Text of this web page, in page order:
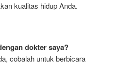
kualitas hidup Anda.
dokter saya?
cobalah untuk berbicara